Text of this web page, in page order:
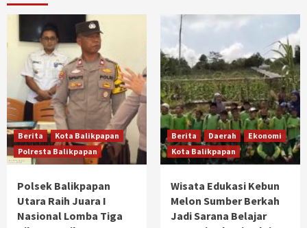
Berita
Kota Balikpapan
Polresta Balikpapan
Polsek Balikpapan
Utara Raih Juara I
Nasional Lomba Tiga
Berita Daerah
Ekonomi
Kota Balikpapan
Wisata Edukasi Kebun
Melon Sumber Berkah
Jadi Sarana Belajar